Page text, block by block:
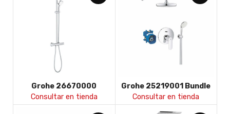
Grohe 26670000
Tempesta 250
sist.ducha term.rociador
Consultar en tienda
Grohe 25219001 Bundle
Esmart Cosmo D emp,
ducha mural 210, set
teled NTempesta
Consultar en tienda